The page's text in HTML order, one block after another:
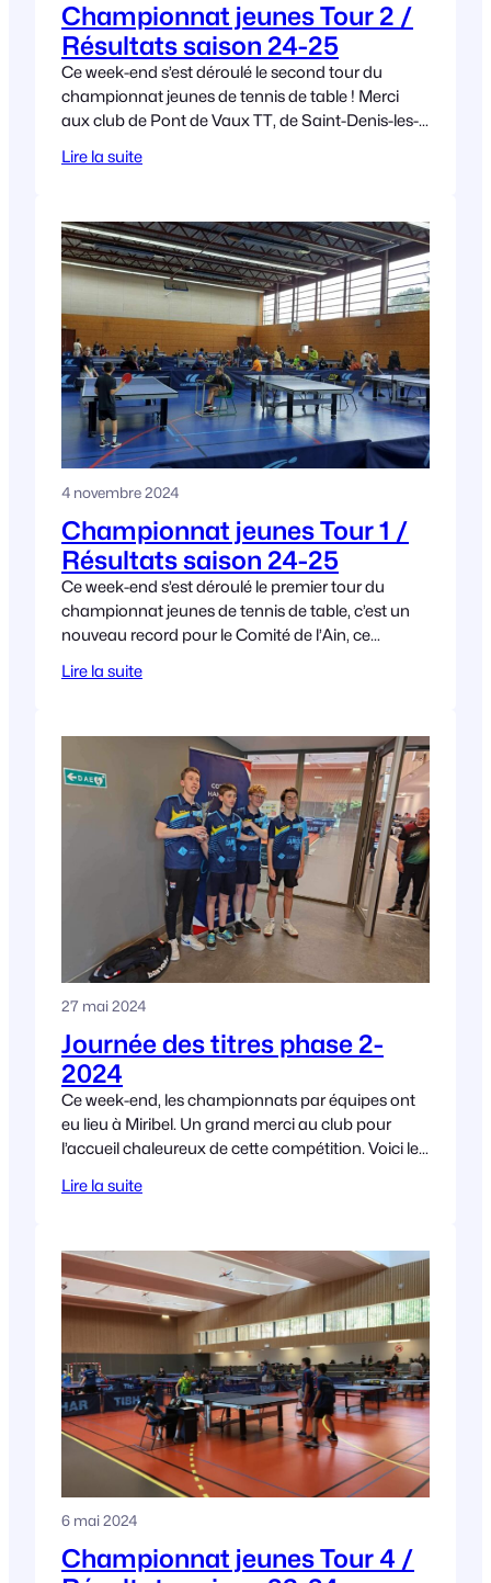
Championnat jeunes Tour 2 /
Résultats saison 24-25
Ce week-end s’est déroulé le second tour du
championnat jeunes de tennis de table ! Merci
aux club de Pont de Vaux TT, de Saint-Denis-les-
Lire la suite
4 novembre 2024
Championnat jeunes Tour 1 /
Résultats saison 24-25
Ce week-end s’est déroulé le premier tour du
championnat jeunes de tennis de table, c’est un
nouveau record pour le Comité de l’Ain, ce
Lire la suite
27 mai 2024
Journée des titres phase 2-
2024
Ce week-end, les championnats par équipes ont
eu lieu à Miribel. Un grand merci au club pour
l’accueil chaleureux de cette compétition. Voici les
Lire la suite
6 mai 2024
Championnat jeunes Tour 4 /